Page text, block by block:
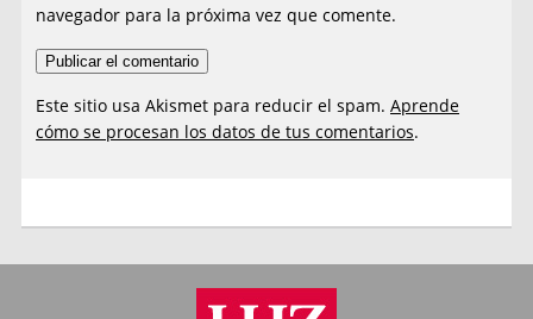
navegador para la próxima vez que comente.
Este sitio usa Akismet para reducir el spam.Aprende
cómo se procesan los datos de tus comentarios.